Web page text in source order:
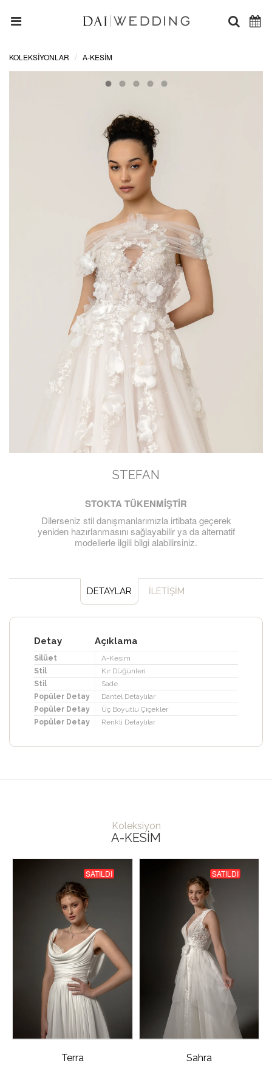
KOLEKSİYONLAR A-KESIM
STEFAN
STOKTA TÜKENMİŞTİR
Dilerseniz stil danışmanlarımızla irtibata geçerek
yeniden hazırlanmasını sağlayabilir ya da alternatif
modellerle ilgili bilgi alabilirsiniz.
DETAYLAR İLETİŞİM
Detay Açıklama
Silüet
A-Kesim
Stil
Kır Düğünleri
Stil
Sade
Popüler Detay
Dantel Detaylılar
Popüler Detay
Üç Boyutlu Çiçekler
Popüler Detay
Renkli Detaylılar
Koleksiyon
A-KESIM
SATILDI
Terra
SATILDI
Sahra